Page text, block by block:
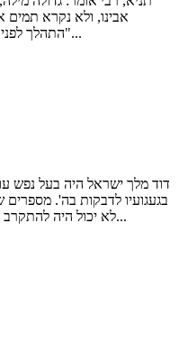
אבינו, ולא נקרא
"התהלך לפני והיה תמים", וכתיב: "ואתנה בריתי ביני...
בגעגועיו לדבקות בה'.
לא יכול היה להתקרב אליו מפני דבקותו הבלתי פוסקת בתורה...